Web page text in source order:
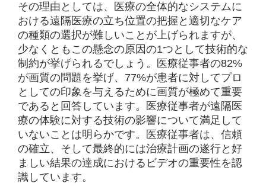
その理由としては、医療の全体的なシステムに
おける遠隔医療の立ち位置の把握と適切なケア
の種類の選択が難しいことが上げられますが、
少なくともこの懸念の原因の1つとして技術的な
制約が挙げられるでしょう。医療従事者の82%
が画質の問題を挙げ、77%が患者に対してプロ
としての印象を与えるために画質が極めて重要
であると回答しています。医療従事者が遠隔医
療の体験に対する技術の影響について満足して
いないことは明らかです。医療従事者は、信頼
の確立、そして最終的には治療計画の遂行と好
ましい結果の達成におけるビデオの重要性を認
識しています。